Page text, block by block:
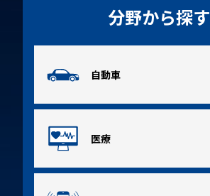
分野から探す
自動車
医療